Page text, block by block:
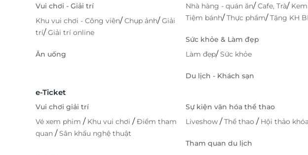
Vui chơi - Giải trí
Khu vui chơi - Công viên/Chụp ảnh/Giải
trí/Giải trí online
Ăn uống
Nhà hàng - quán ăn/Cafe, Trà/
Tiệm bánh/Thực phẩm/Tặng KH
Sức khỏe & Làm đẹp
Làm đẹp/Sức khỏe
Du lịch - Khách sạn
e-Ticket
Vui chơi giải trí
Vé xem phim / Khu vui chơi /Điểm tham
quan /Sân khấu nghệ thuật
Sự kiện văn hóa thể thao
Liveshow /Thể thao / Hội thảo
Tham quan du lịch